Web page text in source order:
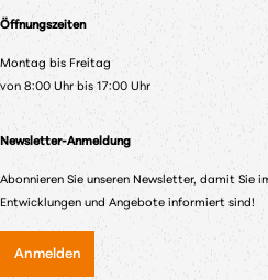
Öffnungszeiten
Montag bis Freitag
von 8:00 Uhr bis 17:00 Uhr
Newsletter-Anmeldung
Abonnieren Sie unseren Newsletter, damit Sie
Entwicklungen und Angebote informiert sind!
Anmelden